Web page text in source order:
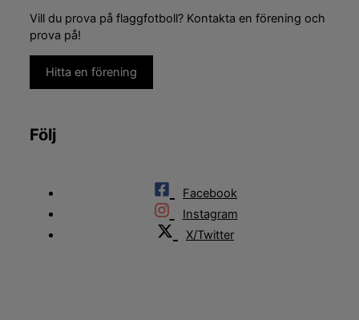
Vill du prova på flaggfotboll? Kontakta en förening och
prova på!
Hitta en förening
Följ
Facebook
Instagram
X/Twitter